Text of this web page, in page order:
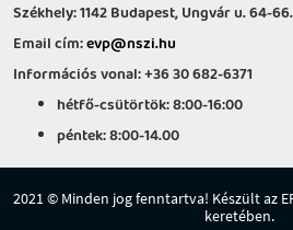
Székhely: 1142 Budapest, Ungvár u. 64-66.
Email cím:evp@nszi.hu
Információs vonal: +36 30 682-6371
hétfő-csütörtök: 8:00-16:00
péntek: 8:00-14.00
2021 © Minden jog fenntartva! Készült az
keretében.